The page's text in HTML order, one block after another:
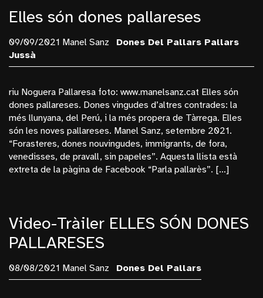
Frederic Amat
La Monumental
Manel Sanz
Mèxic
Monopol
Nucleares
Pallars Jussà
Plantes
Samarretes
Sequera
Navegaciò
Elles són dones pallareses
09/09/2021 Manel Sanz Dones Del Pallars Pallars
Jussà
riu Noguera Pallaresa foto: www.manelsanz.cat Elles són
dones pallareses. Dones vingudes d’altres contrades: la
més llunyana, del Perú, i la més propera de Tàrrega. Elles
són les noves pallareses. Manel Sanz, setembre 2021.
“Forasteres, dones nouvingudes, immigrants, de fora,
venedisses, de pravall, sin papeles”. Aquesta llista està
extreta de la pàgina de Facebook “Parla pallarès”. […]
Video-Tràiler ELLES SÓN DONES
PALLARESES
08/08/2021 Manel Sanz Dones Del Pallars